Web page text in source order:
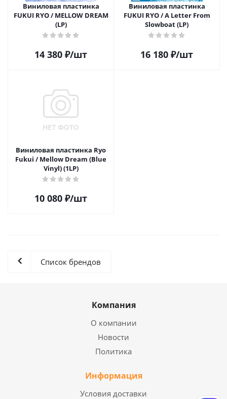
Виниловая пластинка
FUKUI RYO / MELLOW DREAM
(LP)
14 380 ₽/шт
Виниловая пластинка
FUKUI RYO / A Letter From
Slowboat (LP)
16 180 ₽/шт
Виниловая пластинка Ryo
Fukui / Mellow Dream (Blue
Vinyl) (1LP)
10 080 ₽/шт
Список брендов
Компания
О компании
Новости
Политика
Информация
Условия доставки